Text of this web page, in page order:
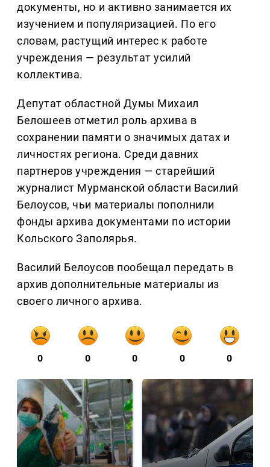
документы, но и активно занимается их
изучением и популяризацией. По его
словам, растущий интерес к работе
учреждения — результат усилий
коллектива.
Депутат областной Думы Михаил
Белошеев отметил роль архива в
сохранении памяти о значимых датах и
личностях региона. Среди давних
партнеров учреждения — старейший
журналист Мурманской области Василий
Белоусов, чьи материалы пополнили
фонды архива документами по истории
Кольского Заполярья.
Василий Белоусов пообещал передать в
архив дополнительные материалы из
своего личного архива.
0 0 0 0 0